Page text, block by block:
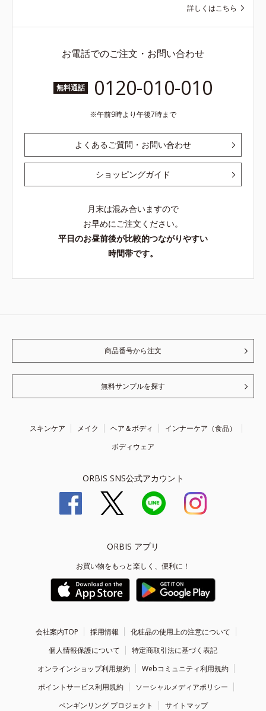
詳しくはこちら
お電話でのご注文・お問い合わせ
無料通話 0120-010-010
午前9時より午後7時まで
よくあるご質問・お問い合わせ
ショッピングガイド
月末は混み合いますので
お早めにご注文ください。
平日のお昼前後が比較的つながりやすい
時間帯です。
商品番号から注文
無料サンプルを探す
スキンケア メイク ヘア＆ボディ
インナーケア（食品）
ボディウェア
ORBIS SNS公式アカウント
ORBIS アプリ
お買い物をもっと楽しく、便利に！
会社案内TOP 採用情報
化粧品の使用上の注意について
個人情報保護について
特定商取引法に基づく表記
オンラインショップ利用規約
Webコミュニティ利用規約
ポイントサービス利用規約
ソーシャルメディアポリシー
ペンギンリング プロジェクト
サイトマップ